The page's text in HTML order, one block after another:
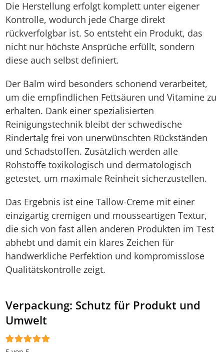
Die Herstellung erfolgt komplett unter eigener
Kontrolle, wodurch jede Charge direkt
rückverfolgbar ist. So entsteht ein Produkt, das
nicht nur höchste Ansprüche erfüllt, sondern
diese auch selbst definiert.
Der Balm wird besonders schonend verarbeitet,
um die empfindlichen Fettsäuren und Vitamine zu
erhalten. Dank einer spezialisierten
Reinigungstechnik bleibt der schwedische
Rindertalg frei von unerwünschten Rückständen
und Schadstoffen. Zusätzlich werden alle
Rohstoffe toxikologisch und dermatologisch
getestet, um maximale Reinheit sicherzustellen.
Das Ergebnis ist eine Tallow-Creme mit einer
einzigartig cremigen und mousseartigen Textur,
die sich von fast allen anderen Produkten im Test
abhebt und damit ein klares Zeichen für
handwerkliche Perfektion und kompromisslose
Qualitätskontrolle zeigt.
Verpackung: Schutz für Produkt und
Umwelt